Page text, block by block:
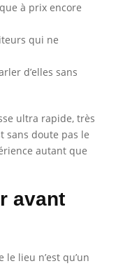
à prix encore
qui ne
d’elles sans
ultra rapide, très
sans doute pas le
autant que
avant
lieu n’est qu’un